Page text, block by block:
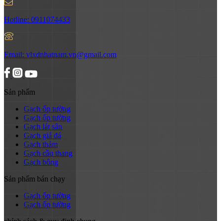
Hotline: 0911074433
Email: vlxdnhatnam.vn@gmail.com
Sản phẩm
Gạch ốp tường
Gạch ốp tường
Gạch lát sân
Gạch giả đá
Gạch thảm
Gạch cầu thang
Gạch bông
Sản phẩm bán chạy
Gạch ốp tường
Gạch ốp tường